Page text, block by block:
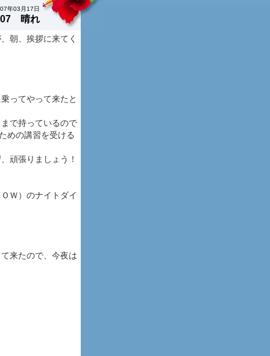
年03月17日
晴れ
朝、挨拶に来てく
ってやって来たと
で持っているので
めの講習を受ける
頑張りましょう！
Ｗ）のナイトダイ
来たので、今夜は